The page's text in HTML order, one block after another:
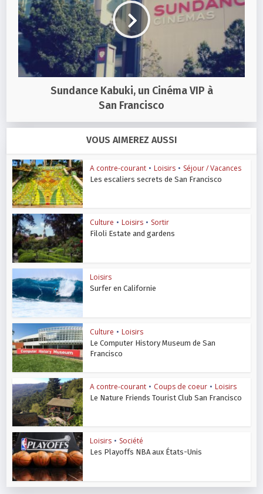
Sundance Kabuki, un Cinéma VIP à
San Francisco
VOUS AIMEREZ AUSSI
A contre-courant • Loisirs • Séjour / Vacances
Les escaliers secrets de San Francisco
Culture • Loisirs • Sortir
Filoli Estate and gardens
Loisirs
Surfer en Californie
Culture • Loisirs
Le Computer History Museum de San
Francisco
A contre-courant • Coups de coeur • Loisirs
Le Nature Friends Tourist Club San Francisco
Loisirs • Société
Les Playoffs NBA aux États-Unis